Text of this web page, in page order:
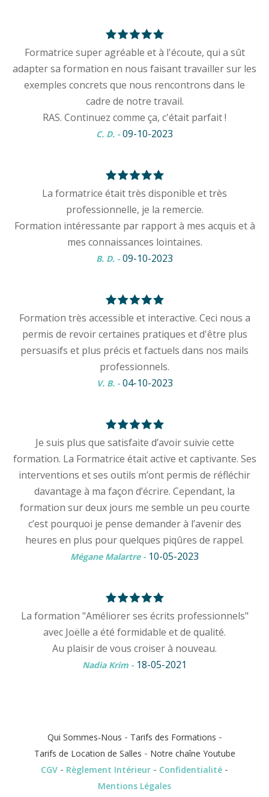
Formatrice super agréable et à l'écoute, qui a sût
adapter sa formation en nous faisant travailler sur les
exemples concrets que nous rencontrons dans le
cadre de notre travail.
RAS. Continuez comme ça, c'était parfait !
C. D. - 09-10-2023
La formatrice était très disponible et très
professionnelle, je la remercie.
Formation intéressante par rapport à mes acquis et à
mes connaissances lointaines.
B. D. - 09-10-2023
Formation très accessible et interactive. Ceci nous a
permis de revoir certaines pratiques et d'être plus
persuasifs et plus précis et factuels dans nos mails
professionnels.
V. B. - 04-10-2023
Je suis plus que satisfaite d’avoir suivie cette
formation. La Formatrice était active et captivante. Ses
interventions et ses outils m’ont permis de réfléchir
davantage à ma façon d’écrire. Cependant, la
formation sur deux jours me semble un peu courte
c’est pourquoi je pense demander à l’avenir des
heures en plus pour quelques piqûres de rappel.
Mégane Malartre - 10-05-2023
La formation "Améliorer ses écrits professionnels"
avec Joëlle a été formidable et de qualité.
Au plaisir de vous croiser à nouveau.
Nadia Krim - 18-05-2021
Qui Sommes-Nous - Tarifs des Formations -
Tarifs de Location de Salles - Notre chaîne Youtube
CGV - Règlement Intérieur - Confidentialité -
Mentions Légales